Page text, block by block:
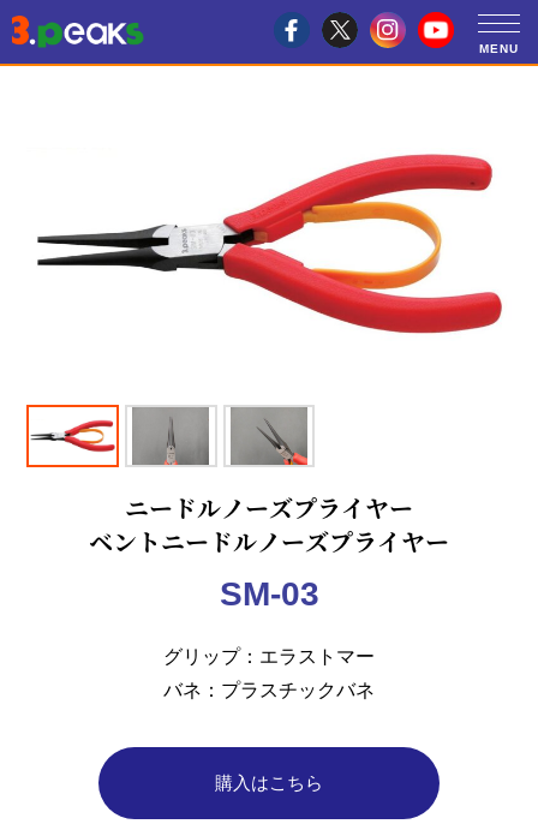
ニードルノーズプライヤー
ベントニードルノーズプライヤー
SM-03
グリップ
エラストマー
バネ
プラスチックバネ
購入はこちら